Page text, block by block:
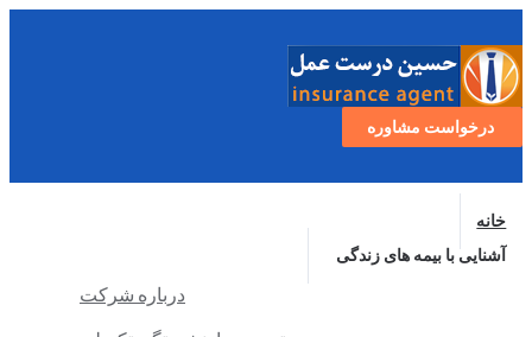
درخواست مشاوره
خانه
آشنایی با بیمه های زندگی
درباره شرکت